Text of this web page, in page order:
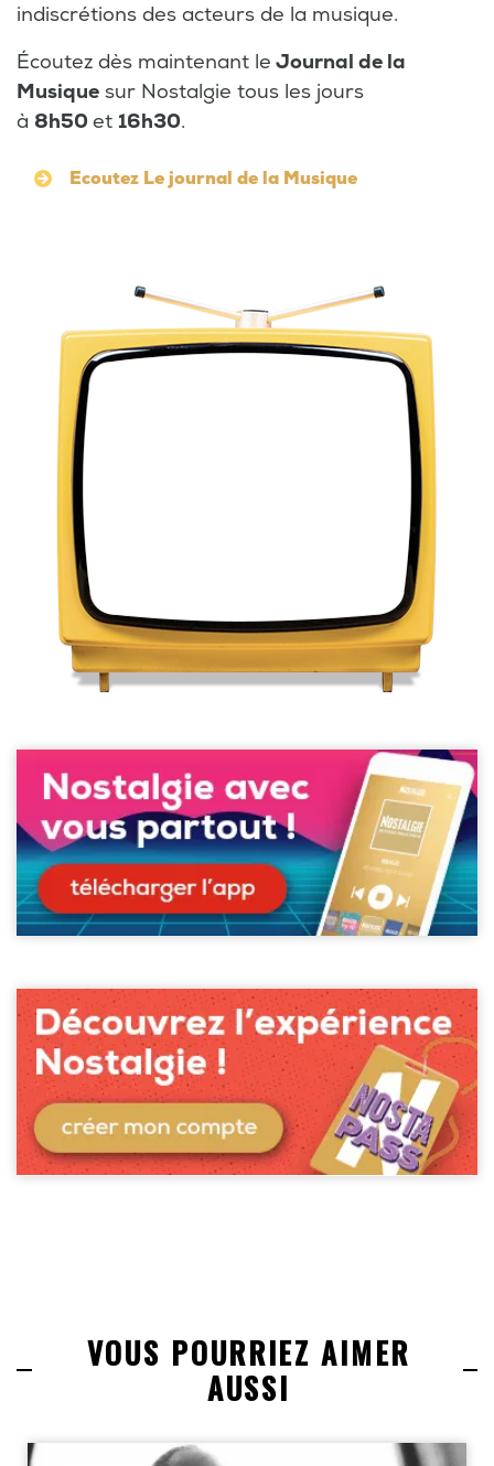
indiscrétions des acteurs de la musique.
Écoutez dès maintenant le Journal de la
Musique sur Nostalgie tous les jours
à 8h50 et 16h30.
Ecoutez Le journal de la Musique
VOUS POURRIEZ AIMER
AUSSI